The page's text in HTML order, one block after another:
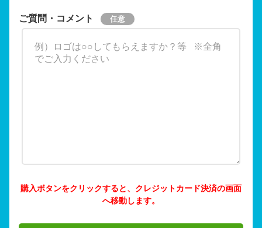
ご質問・コメント
購入ボタンをクリックすると、クレジットカード決済の画面
へ移動します。